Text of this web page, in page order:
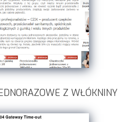
Z WŁÓKNINY